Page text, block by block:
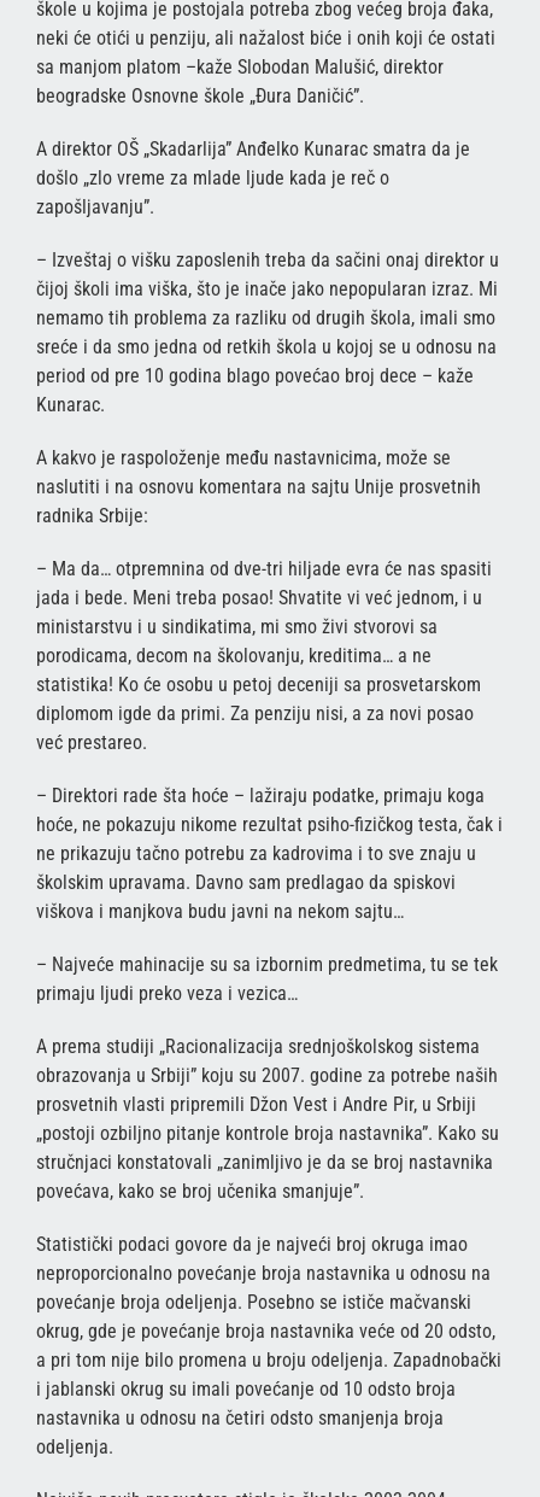
škole u kojima je postojala potreba zbog većeg broja đaka,
neki će otići u penziju, ali nažalost biće i onih koji će ostati
sa manjom platom –kaže Slobodan Malušić, direktor
beogradske Osnovne škole „Đura Daničić”.
A direktor OŠ „Skadarlija” Anđelko Kunarac smatra da je
došlo „zlo vreme za mlade ljude kada je reč o
zapošljavanju”.
– Izveštaj o višku zaposlenih treba da sačini onaj direktor u
čijoj školi ima viška, što je inače jako nepopularan izraz. Mi
nemamo tih problema za razliku od drugih škola, imali smo
sreće i da smo jedna od retkih škola u kojoj se u odnosu na
period od pre 10 godina blago povećao broj dece – kaže
Kunarac.
A kakvo je raspoloženje među nastavnicima, može se
naslutiti i na osnovu komentara na sajtu Unije prosvetnih
radnika Srbije:
– Ma da… otpremnina od dve-tri hiljade evra će nas spasiti
jada i bede. Meni treba posao! Shvatite vi već jednom, i u
ministarstvu i u sindikatima, mi smo živi stvorovi sa
porodicama, decom na školovanju, kreditima… a ne
statistika! Ko će osobu u petoj deceniji sa prosvetarskom
diplomom igde da primi. Za penziju nisi, a za novi posao
već prestareo.
– Direktori rade šta hoće – lažiraju podatke, primaju koga
hoće, ne pokazuju nikome rezultat psiho-fizičkog testa, čak i
ne prikazuju tačno potrebu za kadrovima i to sve znaju u
školskim upravama. Davno sam predlagao da spiskovi
viškova i manjkova budu javni na nekom sajtu…
– Najveće mahinacije su sa izbornim predmetima, tu se tek
primaju ljudi preko veza i vezica…
A prema studiji „Racionalizacija srednjoškolskog sistema
obrazovanja u Srbiji” koju su 2007. godine za potrebe naših
prosvetnih vlasti pripremili Džon Vest i Andre Pir, u Srbiji
„postoji ozbiljno pitanje kontrole broja nastavnika”. Kako su
stručnjaci konstatovali „zanimljivo je da se broj nastavnika
povećava, kako se broj učenika smanjuje”.
Statistički podaci govore da je najveći broj okruga imao
neproporcionalno povećanje broja nastavnika u odnosu na
povećanje broja odeljenja. Posebno se ističe mačvanski
okrug, gde je povećanje broja nastavnika veće od 20 odsto,
a pri tom nije bilo promena u broju odeljenja. Zapadnobački
i jablanski okrug su imali povećanje od 10 odsto broja
nastavnika u odnosu na četiri odsto smanjenja broja
odeljenja.